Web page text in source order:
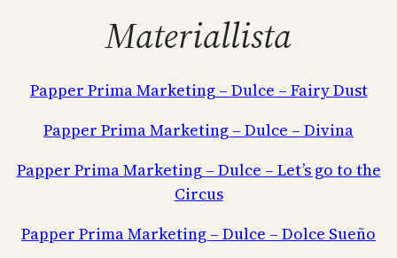
Materiallista
Papper Prima Marketing – Dulce – Fairy Dust
Papper Prima Marketing – Dulce – Divina
Papper Prima Marketing – Dulce – Let’s go to the
Circus
Papper Prima Marketing – Dulce – Dolce Sueño